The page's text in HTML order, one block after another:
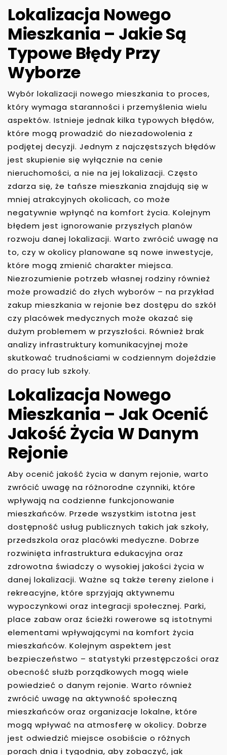
Lokalizacja Nowego
Mieszkania – Jakie Są
Typowe Błędy Przy
Wyborze
Wybór lokalizacji nowego mieszkania to proces,
który wymaga staranności i przemyślenia wielu
aspektów. Istnieje jednak kilka typowych błędów,
które mogą prowadzić do niezadowolenia z
podjętej decyzji. Jednym z najczęstszych błędów
jest skupienie się wyłącznie na cenie
nieruchomości, a nie na jej lokalizacji. Często
zdarza się, że tańsze mieszkania znajdują się w
mniej atrakcyjnych okolicach, co może
negatywnie wpłynąć na komfort życia. Kolejnym
błędem jest ignorowanie przyszłych planów
rozwoju danej lokalizacji. Warto zwrócić uwagę na
to, czy w okolicy planowane są nowe inwestycje,
które mogą zmienić charakter miejsca.
Niezrozumienie potrzeb własnej rodziny również
może prowadzić do złych wyborów – na przykład
zakup mieszkania w rejonie bez dostępu do szkół
czy placówek medycznych może okazać się
dużym problemem w przyszłości. Również brak
analizy infrastruktury komunikacyjnej może
skutkować trudnościami w codziennym dojeździe
do pracy lub szkoły.
Lokalizacja Nowego
Mieszkania – Jak Ocenić
Jakość Życia W Danym
Rejonie
Aby ocenić jakość życia w danym rejonie, warto
zwrócić uwagę na różnorodne czynniki, które
wpływają na codzienne funkcjonowanie
mieszkańców. Przede wszystkim istotna jest
dostępność usług publicznych takich jak szkoły,
przedszkola oraz placówki medyczne. Dobrze
rozwinięta infrastruktura edukacyjna oraz
zdrowotna świadczy o wysokiej jakości życia w
danej lokalizacji. Ważne są także tereny zielone i
rekreacyjne, które sprzyjają aktywnemu
wypoczynkowi oraz integracji społecznej. Parki,
place zabaw oraz ścieżki rowerowe są istotnymi
elementami wpływającymi na komfort życia
mieszkańców. Kolejnym aspektem jest
bezpieczeństwo – statystyki przestępczości oraz
obecność służb porządkowych mogą wiele
powiedzieć o danym rejonie. Warto również
zwrócić uwagę na aktywność społeczną
mieszkańców oraz organizacje lokalne, które
mogą wpływać na atmosferę w okolicy. Dobrze
jest odwiedzić miejsce osobiście o różnych
porach dnia i tygodnia, aby zobaczyć, jak